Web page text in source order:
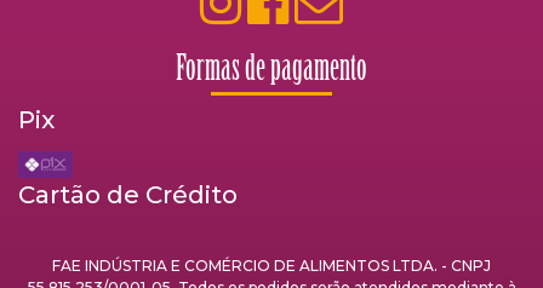
Formas de pagamento
Pix
Cartão de Crédito
FAE INDÚSTRIA E COMÉRCIO DE ALIMENTOS LTDA. - CNPJ